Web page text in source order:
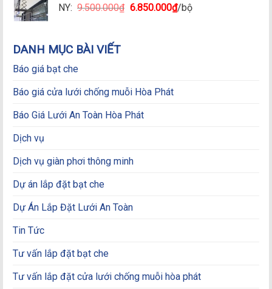
NY: 9.500.000₫ Giá
6.850.000₫Giá
/bộ
DANH MỤC BÀI VIẾT
Báo giá bạt che
Báo giá cửa lưới chống muỗi Hòa Phát
Báo Giá Lưới An Toàn Hòa Phát
Dịch vụ
Dịch vụ giàn phơi thông minh
Dự án lắp đặt bạt che
Dự Án Lắp Đặt Lưới An Toàn
Tin Tức
Tư vấn lắp đặt bạt che
Tư vấn lắp đặt cửa lưới chống muỗi hòa phát